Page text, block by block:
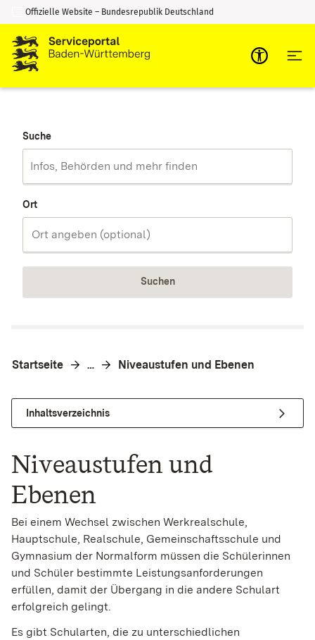
Zum Inhalt springen
Zur Suche springen
Offizielle Website – Bundesrepublik Deutschland
Suche
Ort
Suchen
Startseite … Niveaustufen und Ebenen
Inhaltsverzeichnis
Niveaustufen und
Ebenen
Bei einem Wechsel zwischen Werkrealschule,
Hauptschule, Realschule, Gemeinschaftsschule und
Gymnasium der Normalform müssen die Schülerinnen
und Schüler bestimmte Leistungsanforderungen
erfüllen, damit der Übergang in die andere Schulart
erfolgreich gelingt.
Es gibt Schularten, die zu unterschiedlichen